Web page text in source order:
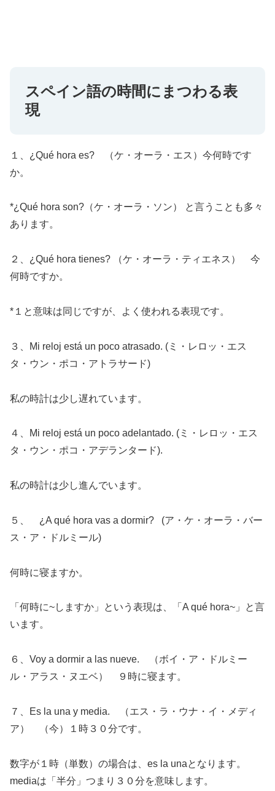
スペイン語の時間にまつわる表
現
１、¿Qué hora es? （ケ・オーラ・エス）今何時です
か。
*¿Qué hora son?（ケ・オーラ・ソン） と言うことも多々
あります。
２、¿Qué hora tienes? （ケ・オーラ・ティエネス） 今
何時ですか。
*１と意味は同じですが、よく使われる表現です。
３、Mi reloj está un poco atrasado. (ミ・レロッ・エス
タ・ウン・ポコ・アトラサード)
私の時計は少し遅れています。
４、Mi reloj está un poco adelantado. (ミ・レロッ・エス
タ・ウン・ポコ・アデランタード).
私の時計は少し進んでいます。
５、 ¿A qué hora vas a dormir? (ア・ケ・オーラ・バー
ス・ア・ドルミール)
何時に寝ますか。
「何時に~しますか」という表現は、「A qué hora~」と言
います。
６、Voy a dormir a las nueve. （ボイ・ア・ドルミー
ル・アラス・ヌエベ） ９時に寝ます。
７、Es la una y media. （エス・ラ・ウナ・イ・メディ
ア） （今）１時３０分です。
数字が１時（単数）の場合は、es la unaとなります。
mediaは「半分」つまり３０分を意味します。